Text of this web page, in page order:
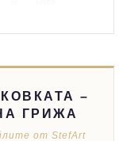
–
ГРИЖА
от StefArt